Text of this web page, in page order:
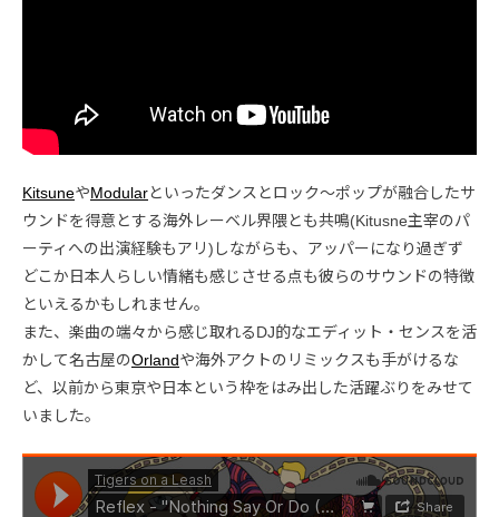
KitsuneやModularといったダンスとロック〜ポップが融合したサ
ウンドを得意とする海外レーベル界隈とも共鳴(Kitusne主宰のパ
ーティへの出演経験もアリ)しながらも、アッパーになり過ぎず
どこか日本人らしい情緒も感じさせる点も彼らのサウンドの特徴
といえるかもしれません。
また、楽曲の端々から感じ取れるDJ的なエディット・センスを活
かして名古屋のOrlandや海外アクトのリミックスも手がけるな
ど、以前から東京や日本という枠をはみ出した活躍ぶりをみせて
いました。